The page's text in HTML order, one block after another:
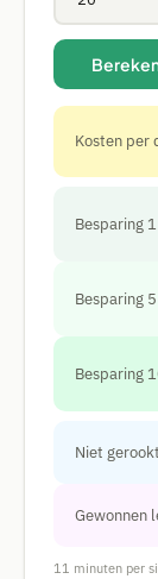
Kosten per
Besparing
Besparing
Besparing
Niet
Gewonnen
11 minuten per